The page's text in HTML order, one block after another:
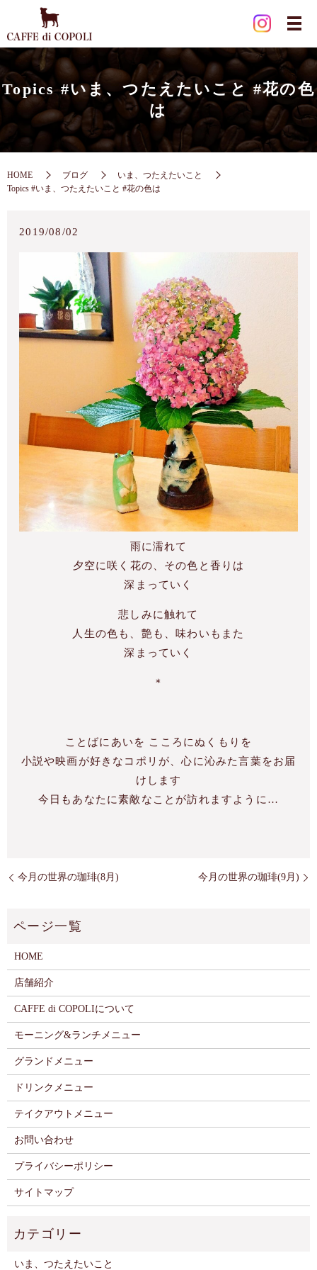
Topics #いま、つたえたいこと #花の色
は
HOME ブログ
いま、つたえたいこと
Topics #いま、つたえたいこと #花の色は
2019/08/02
雨に濡れて
夕空に咲く花の、その色と香りは
深まっていく
悲しみに触れて
人生の色も、艶も、味わいもまた
深まっていく
＊
ことばにあいを こころにぬくもりを
小説や映画が好きなコポリが、心に沁みた言葉をお届
けします
今 日もあなたに素敵なことが訪れますように…
今月の世界の珈琲(8月) 今月の世界の珈琲(9月)
HOME
店舗紹介
CAFFE di COPOLIについて
モーニング&ランチメニュー
グランドメニュー
ドリンクメニュー
テイクアウトメニュー
お問い合わせ
プライバシーポリシー
サイトマップ
いま、つたえたいこと